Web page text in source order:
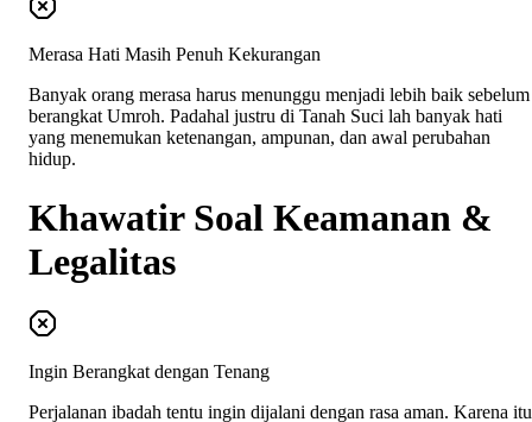
Merasa Hati Masih Penuh Kekurangan
Banyak orang merasa harus menunggu menjadi lebih baik sebelum
berangkat Umroh. Padahal justru di Tanah Suci lah banyak hati
yang menemukan ketenangan, ampunan, dan awal perubahan
hidup.
Khawatir Soal Keamanan &
Legalitas
Ingin Berangkat dengan Tenang
Perjalanan ibadah tentu ingin dijalani dengan rasa aman. Karena itu